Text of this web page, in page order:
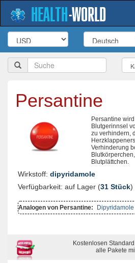
HEALTH-WORLD
Persantine
Persantine
Blutgerinnsel
zu verhindern,
Verhinderung
Blutplättchen.
Wirkstoff: dipyridamole
Verfügbarkeit: auf Lager (31 Stück)
Analogen von Persantine: Dipyridamole
Kostenlosen
alle Pakete